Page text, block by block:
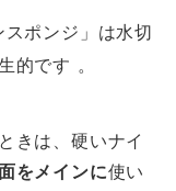
ポンジ」は水切
的です 。
きは、硬いナイ
をメインに使い